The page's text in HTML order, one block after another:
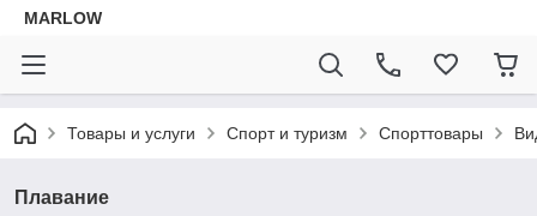
MARLOW
Товары и услуги Спорт и туризм Спорттовары
Плавание